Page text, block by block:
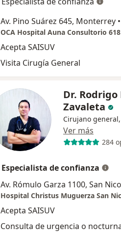
Av. Pino Suárez 645, Monterrey •
OCA Hospital Auna Consultorio 618
Acepta SAISUV
Visita Cirugía General
Dr. Rodrigo
Zavaleta
Cirujano
Ver más
284
Especialista de confianza
Hospital Christus Muguerza San
Acepta SAISUV
Consulta de urgencia o